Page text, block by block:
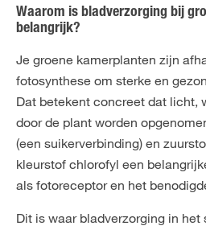
Waarom is bladverzorging bij
belangrijk?
Je groene kamerplanten zijn
fotosynthese om sterke en
Dat betekent concreet dat licht,
door de plant worden
(een suikerverbinding) en
kleurstof chlorofyl een
als fotoreceptor en het
Dit is waar bladverzorging in